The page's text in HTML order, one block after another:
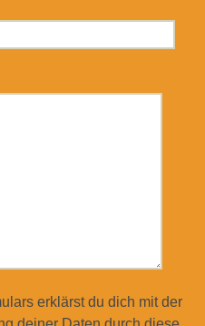
erklärst du dich mit der